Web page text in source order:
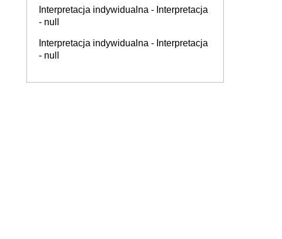
Interpretacja indywidualna - Interpretacja
- null
Interpretacja indywidualna - Interpretacja
- null